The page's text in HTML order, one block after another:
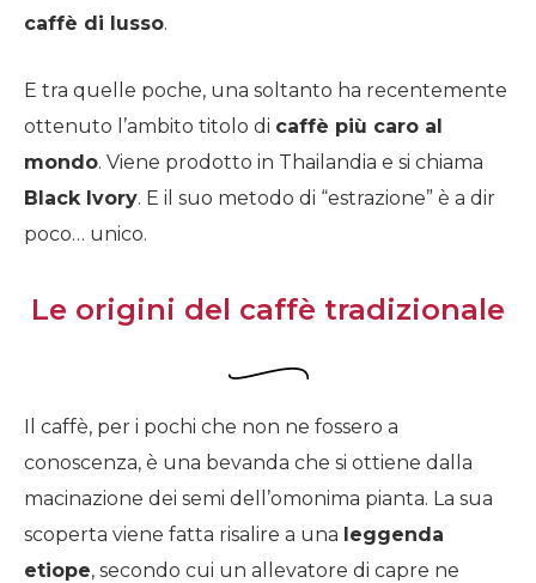
cucina dove
caffè di lusso.
E tra quelle poche, una soltanto ha recentemente
ottenuto l’ambito titolo di caffè più caro al
mondo. Viene prodotto in Thailandia e si chiama
Black Ivory. E il suo metodo di “estrazione” è a dir
poco… unico.
Le origini del caffè tradizionale
Il caffè, per i pochi che non ne fossero a
conoscenza, è una bevanda che si ottiene dalla
macinazione dei semi dell’omonima pianta. La sua
scoperta viene fatta risalire a una leggenda
etiope, secondo cui un allevatore di capre ne